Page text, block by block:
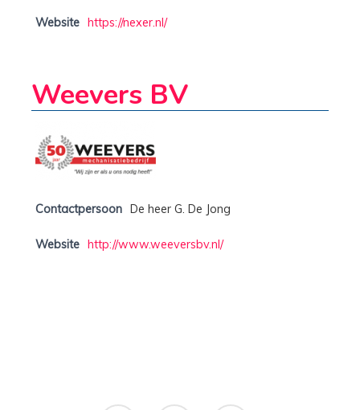
Website https://nexer.nl/
Weevers BV
Contactpersoon De heer G. De Jong
Website http://www.weeversbv.nl/